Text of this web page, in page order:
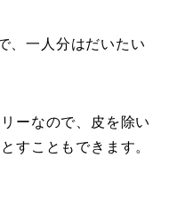
、一人分はだいたい
ーなので、皮を除い
すこともできます。